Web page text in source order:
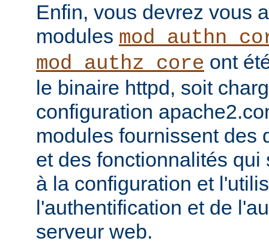
Enfin, vous devrez vous
modules
mod_authz_core ont
le binaire httpd, soit
configuration
modules fournissent des
et des fonctionnalités
à la configuration et
l'authentification et de
serveur web.